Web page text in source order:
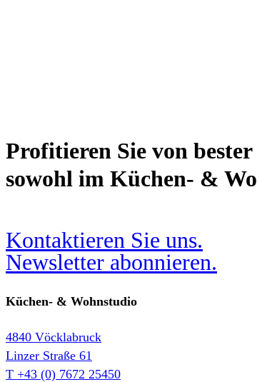
Profitieren Sie von
sowohl im Küchen- &
Kontaktieren Sie uns.
Newsletter abonnieren.
Küchen- & Wohnstudio
4840 Vöcklabruck
Linzer Straße 61
T +43 (0) 7672 25450